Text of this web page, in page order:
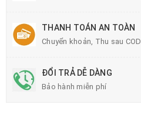
THANH TOÁN AN TOÀN
Chuyển khoản, Thu sau COD
ĐỔI TRẢ DỄ DÀNG
Bảo hành miễn phí